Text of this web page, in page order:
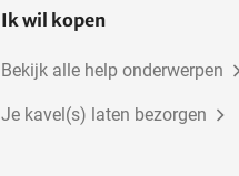
Ik wil kopen
Bekijk alle help onderwerpen
Je kavel(s) laten bezorgen